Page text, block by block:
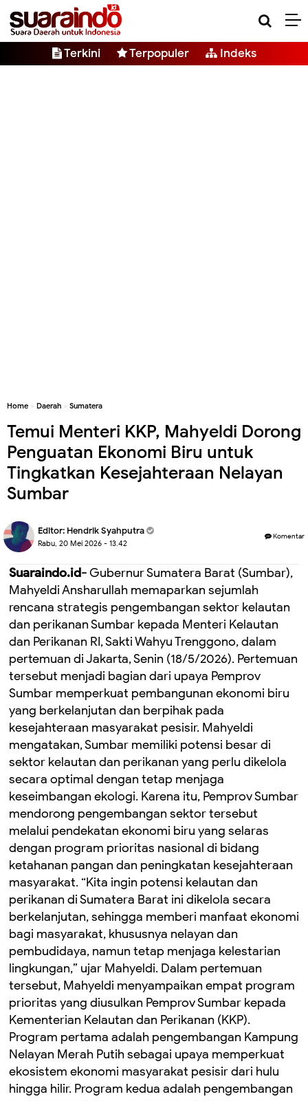
Terkini Terpopuler Indeks
Home » Daerah » Sumatera
Temui Menteri KKP, Mahyeldi Dorong
Penguatan Ekonomi Biru untuk
Tingkatkan Kesejahteraan Nelayan
Sumbar
Editor: Hendrik Syahputra
Rabu, 20 Mei 2026 - 13.42
Komentar
Suaraindo.id-Gubernur Sumatera Barat (Sumbar),
Mahyeldi Ansharullah memaparkan sejumlah
rencana strategis pengembangan sektor kelautan
dan perikanan Sumbar kepada Menteri Kelautan
dan Perikanan RI, Sakti Wahyu Trenggono, dalam
pertemuan di Jakarta, Senin (18/5/2026). Pertemuan
tersebut menjadi bagian dari upaya Pemprov
Sumbar memperkuat pembangunan ekonomi biru
yang berkelanjutan dan berpihak pada
kesejahteraan masyarakat pesisir. Mahyeldi
mengatakan, Sumbar memiliki potensi besar di
sektor kelautan dan perikanan yang perlu dikelola
secara optimal dengan tetap menjaga
keseimbangan ekologi. Karena itu, Pemprov Sumbar
mendorong pengembangan sektor tersebut
melalui pendekatan ekonomi biru yang selaras
dengan program prioritas nasional di bidang
ketahanan pangan dan peningkatan kesejahteraan
masyarakat. “Kita ingin potensi kelautan dan
perikanan di Sumatera Barat ini dikelola secara
berkelanjutan, sehingga memberi manfaat ekonomi
bagi masyarakat, khususnya nelayan dan
pembudidaya, namun tetap menjaga kelestarian
lingkungan,” ujar Mahyeldi. Dalam pertemuan
tersebut, Mahyeldi menyampaikan empat program
prioritas yang diusulkan Pemprov Sumbar kepada
Kementerian Kelautan dan Perikanan (KKP).
Program pertama adalah pengembangan Kampung
Nelayan Merah Putih sebagai upaya memperkuat
ekosistem ekonomi masyarakat pesisir dari hulu
hingga hilir. Program kedua adalah pengembangan